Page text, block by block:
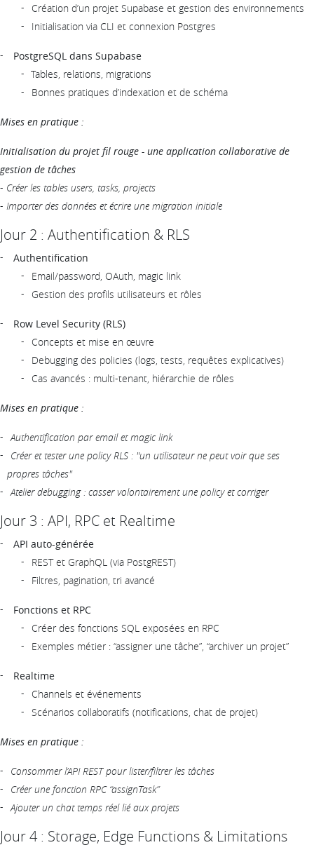
Création d’un projet Supabase et gestion des environnements
Initialisation via CLI et connexion Postgres
PostgreSQL dans Supabase
Tables, relations, migrations
Bonnes pratiques d’indexation et de schéma
Mises en pratique :
Initialisation du projet fil rouge - une application collaborative de
gestion de tâches
- Créer les tables users, tasks, projects
- Importer des données et écrire une migration initiale
Jour 2 : Authentification & RLS
Authentification
Email/password, OAuth, magic link
Gestion des profils utilisateurs et rôles
Row Level Security (RLS)
Concepts et mise en œuvre
Debugging des policies (logs, tests, requêtes explicatives)
Cas avancés : multi-tenant, hiérarchie de rôles
Mises en pratique :
Authentification par email et magic link
Créer et tester une policy RLS : "un utilisateur ne peut voir que ses
propres tâches"
Atelier debugging : casser volontairement une policy et corriger
Jour 3 : API, RPC et Realtime
API auto-générée
REST et GraphQL (via PostgREST)
Filtres, pagination, tri avancé
Fonctions et RPC
Créer des fonctions SQL exposées en RPC
Exemples métier : “assigner une tâche”, “archiver un projet”
Realtime
Channels et événements
Scénarios collaboratifs (notifications, chat de projet)
Mises en pratique :
Consommer l’API REST pour lister/filtrer les tâches
Créer une fonction RPC “assignTask”
Ajouter un chat temps réel lié aux projets
Jour 4 : Storage, Edge Functions & Limitations